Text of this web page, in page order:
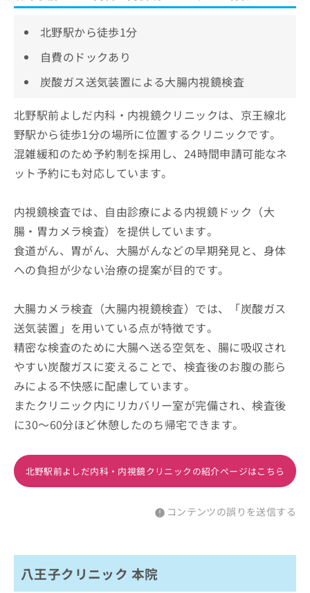
北野駅から徒歩1分
自費のドックあり
炭酸ガス送気装置による大腸内視鏡検査
北野駅前よしだ内科・内視鏡クリニックは、京王線北
野駅から徒歩1分の場所に位置するクリニックです。
混雑緩和のため予約制を採用し、24時間申請可能なネ
ット予約にも対応しています。
内視鏡検査では、自由診療による内視鏡ドック（大
腸・胃カメラ検査）を提供しています。
食道がん、胃がん、大腸がんなどの早期発見と、身体
への負担が少ない治療の提案が目的です。
大腸カメラ検査（大腸内視鏡検査）では、「炭酸ガス
送気装置」を用いている点が特徴です。
精密な検査のために大腸へ送る空気を、腸に吸収され
やすい炭酸ガスに変えることで、検査後のお腹の膨ら
みによる不快感に配慮しています。
またクリニック内にリカバリー室が完備され、検査後
に30～60分ほど休憩したのち帰宅できます。
北野駅前よしだ内科・内視鏡クリニックの紹介ページはこちら
コンテンツの誤りを送信する
八王子クリニック 本院